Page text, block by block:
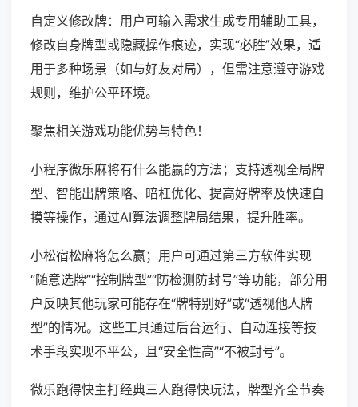
自定义修改牌：用户可输入需求生成专用辅助工具，
修改自身牌型或隐藏操作痕迹，实现“必胜”效果，适
用于多种场景（如与好友对局），但需注意遵守游戏
规则，维护公平环境。
聚焦相关游戏功能优势与特色！
小程序微乐麻将有什么能赢的方法；支持透视全局牌
型、智能出牌策略、暗杠优化、提高好牌率及快速自
摸等操作，通过AI算法调整牌局结果，提升胜率。
小松宿松麻将怎么赢；用户可通过第三方软件实现
“随意选牌”“控制牌型”“防检测防封号”等功能，部分用
户反映其他玩家可能存在“牌特别好”或“透视他人牌
型”的情况。这些工具通过后台运行、自动连接等技
术手段实现不平公，且“安全性高”“不被封号”。
微乐跑得快主打经典三人跑得快玩法，牌型齐全节奏